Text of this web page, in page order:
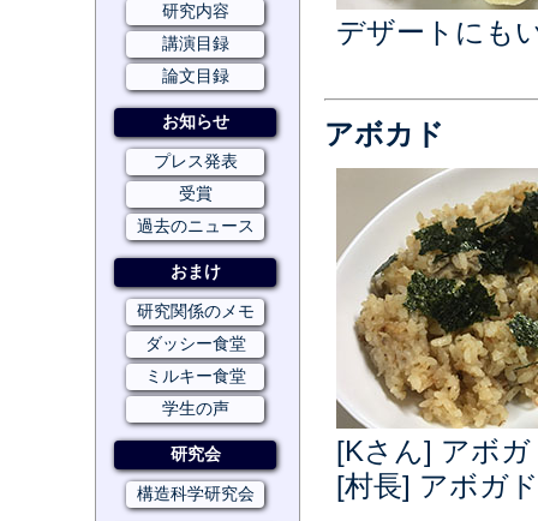
研究内容
講演目録
論文目録
お知らせ
プレス発表
受賞
過去のニュース
おまけ
研究関係のメモ
ダッシー食堂
ミルキー食堂
学生の声
研究会
構造科学研究会
デザートにも
アボカド
[Kさん] アボ
[村長] アボガ